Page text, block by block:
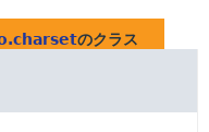
のクラス